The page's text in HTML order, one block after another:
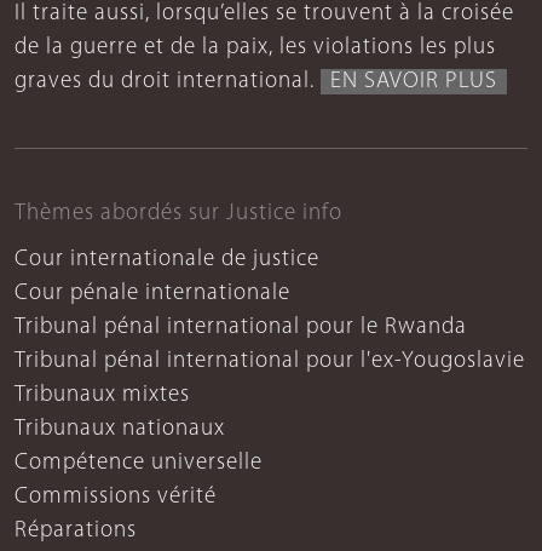
Il traite aussi, lorsqu’elles se trouvent à la croisée
de la guerre et de la paix, les violations les plus
graves du droit international.
EN SAVOIR PLUS
Thèmes abordés sur Justice info
Cour internationale de justice
Cour pénale internationale
Tribunal pénal international pour le Rwanda
Tribunal pénal international pour l'ex-Yougoslavie
Tribunaux mixtes
Tribunaux nationaux
Compétence universelle
Commissions vérité
Réparations